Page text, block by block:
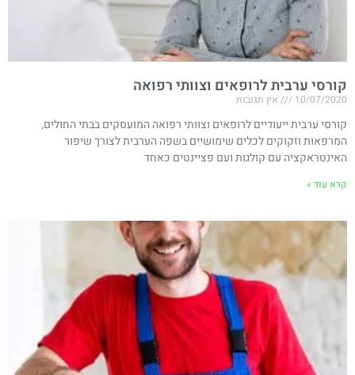
קורסי ערבית לרופאים וצוותי רפואה
10/07/2020 אין תגובות
קורסי ערבית ייעודיים לרופאים וצוותי רפואה המועסקים בבתי החולים,
המרפאות וזקוקים לכלים שימושיים בשפה הערבית לצורך שיפור
האינטראקציה עם קולגות ועם פציינטים כאחד
קרא עוד »